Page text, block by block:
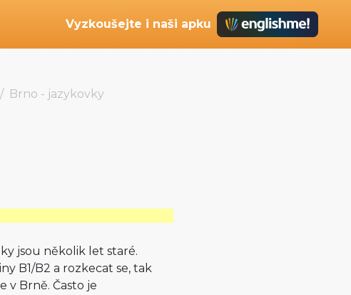
Vyzkoušejte i naši apku
Brno - jazykovky
jsou několik let staré.
B1/B2 a rozkecat se, tak
v Brně. Často je